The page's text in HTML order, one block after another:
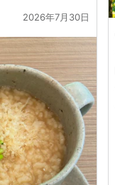
2026年7月30日